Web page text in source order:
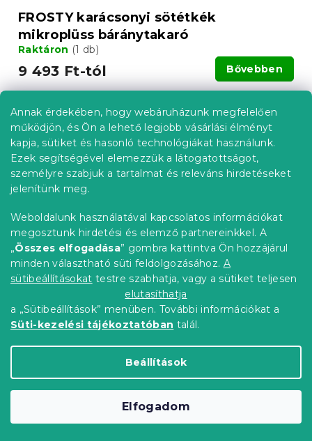
Annak érdekében, hogy webáruházunk megfelelően
működjön, és Ön a lehető legjobb vásárlási élményt
kapja, sütiket és hasonló technológiákat használunk.
Ezek segítségével elemezzük a látogatottságot,
személyre szabjuk a tartalmat és releváns hirdetéseket
jelenítünk meg.
Weboldalunk használatával kapcsolatos információkat
megosztunk hirdetési és elemző partnereinkkel. A
„Összes elfogadása” gombra kattintva Ön hozzájárul
minden választható süti feldolgozásához. A
sütibeállításokat testre szabhatja, vagy a sütiket teljesen
elutasíthatja
a „Sütibeállítások” menüben. További információkat a
Süti-kezelési tájékoztatóban talál.
Beállítások
Elfogadom
FROSTY karácsonyi sötétkék
mikroplüss báránytakaró
Raktáron (1 db)
9 493 Ft-tól Bővebben
Függeszthető karácsonyi zokni SNOW
SOCK 12 cm - több színben
Raktáron(>10 db)